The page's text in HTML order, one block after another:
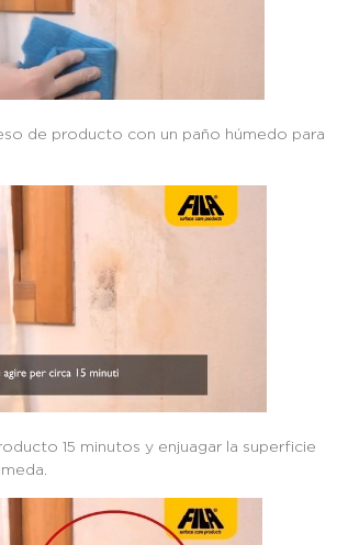
de producto con un paño húmedo para
15 minutos y enjuagar la superficie